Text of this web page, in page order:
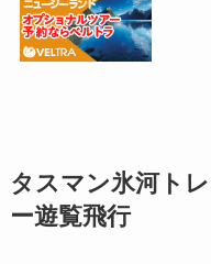
タスマン氷河ト
ー遊覧飛行